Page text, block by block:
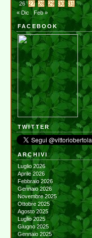
26
27 28 29 30
31
« Dic
Feb »
FACEBOOK
TWITTER
ARCHIVI
Luglio 2026
Aprile 2026
Febbraio 2026
Gennaio 2026
Novembre 2025
Ottobre 2025
Agosto 2025
Luglio 2025
Giugno 2025
Gennaio 2025